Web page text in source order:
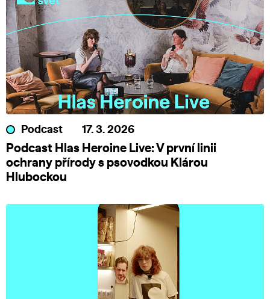
Podcast 17. 3. 2026
Podcast Hlas Heroine Live: V první linii
ochrany přírody s psovodkou Klárou
Hlubockou